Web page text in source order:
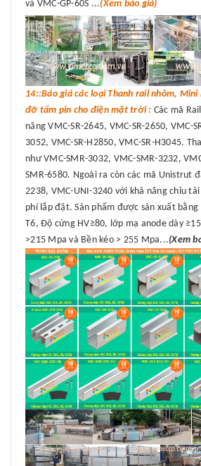
và VMC-GP-60S ...(Xem báo giá)
14::Báo giá các loại Thanh rail nhôm,
đỡ tấm pin cho điện mặt trời : Các mã
năng VMC-SR-2645, VMC-SR-2650, VMC-
3052, VMC-SR-H2850, VMC-SR-H3045.
như VMC-SMR-3032, VMC-SMR-3232,
SMR-6580. Ngoài ra còn các mã Unistrut
2238, VMC-UNI-3240 với khả năng chỉu
phí lắp đặt. Sản phẩm được sản xuất bằng
T6, Độ cứng HV≥80, lớp mạ anode dày
>215 Mpa và Bền kéo > 255 Mpa...(Xem